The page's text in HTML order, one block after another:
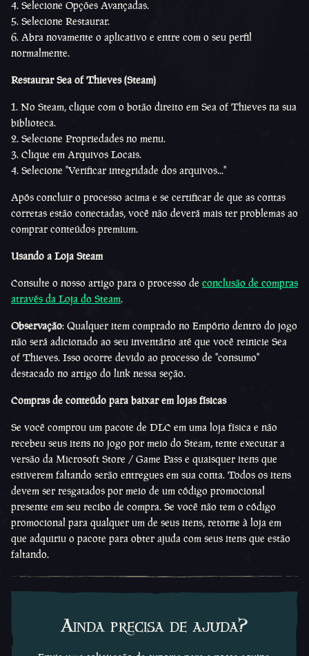
4. Selecione Opções Avançadas.
5. Selecione Restaurar.
6. Abra novamente o aplicativo e entre com o seu perfil
normalmente.
Restaurar Sea of Thieves (Steam)
1. No Steam, clique com o botão direito em Sea of Thieves na sua
biblioteca.
2. Selecione Propriedades no menu.
3. Clique em Arquivos Locais.
4. Selecione "Verificar integridade dos arquivos..."
Após concluir o processo acima e se certificar de que as contas
corretas estão conectadas, você não deverá mais ter problemas ao
comprar conteúdos premium.
Usando a Loja Steam
Consulte o nosso artigo para o processo de conclusão de compras
através da Loja do Steam.
Observação: Qualquer item comprado no Empório dentro do jogo
não será adicionado ao seu inventário até que você reinicie Sea
of Thieves. Isso ocorre devido ao processo de "consumo"
destacado no artigo do link nessa seção.
Compras de conteúdo para baixar em lojas físicas
Se você comprou um pacote de DLC em uma loja física e não
recebeu seus itens no jogo por meio do Steam, tente executar a
versão da Microsoft Store / Game Pass e quaisquer itens que
estiverem faltando serão entregues em sua conta. Todos os itens
devem ser resgatados por meio de um código promocional
presente em seu recibo de compra. Se você não tem o código
promocional para qualquer um de seus itens, retorne à loja em
que adquiriu o pacote para obter ajuda com seus itens que estão
faltando.
Ainda precisa de ajuda?